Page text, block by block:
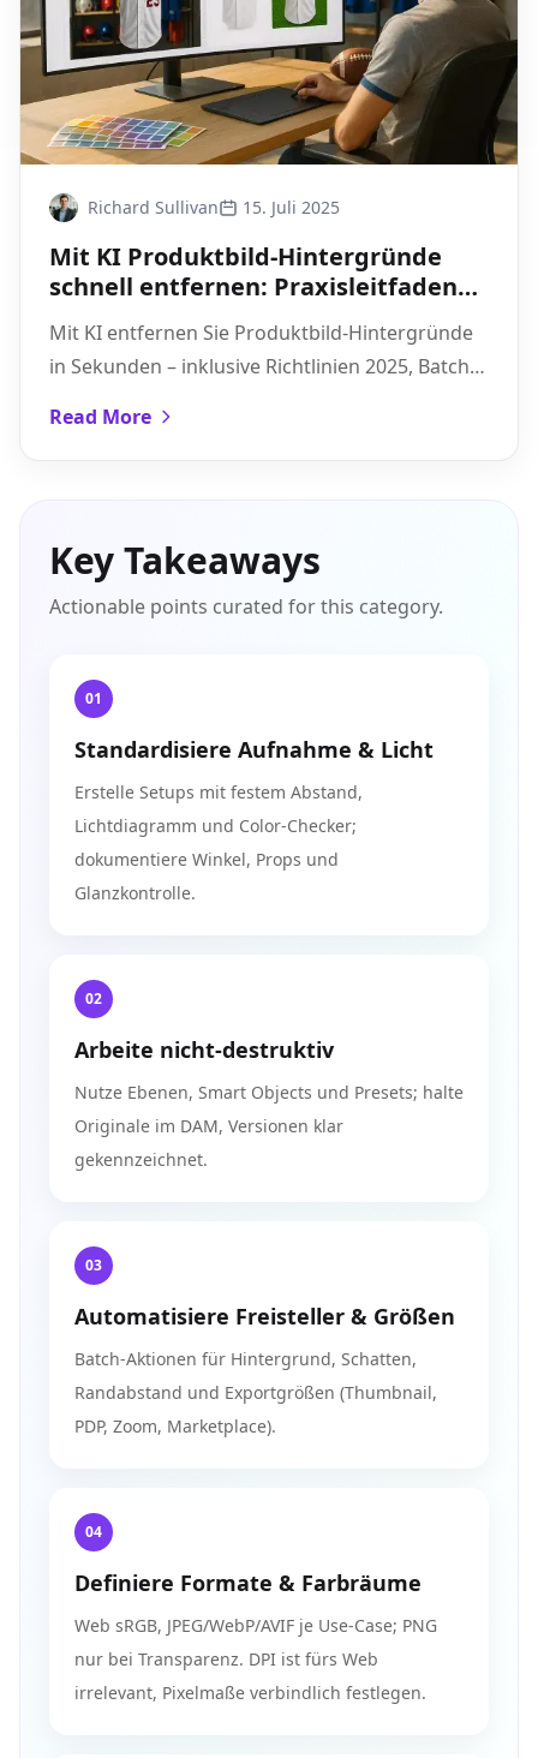
Richard Sullivan 15. Juli 2025
Mit KI Produktbild-Hintergründe
schnell entfernen: Praxisleitfaden
Mit KI entfernen Sie Produktbild-Hintergründe
in Sekunden – inklusive Richtlinien 2025, Batch-
Read More
Key Takeaways
Actionable points curated for this category.
01
Standardisiere Aufnahme & Licht
Erstelle Setups mit festem Abstand,
Lichtdiagramm und Color‑Checker;
dokumentiere Winkel, Props und
Glanzkontrolle.
02
Arbeite nicht-destruktiv
Nutze Ebenen, Smart Objects und Presets; halte
Originale im DAM, Versionen klar
gekennzeichnet.
03
Automatisiere Freisteller & Größen
Batch-Aktionen für Hintergrund, Schatten,
Randabstand und Exportgrößen (Thumbnail,
PDP, Zoom, Marketplace).
04
Definiere Formate & Farbräume
Web sRGB, JPEG/WebP/AVIF je Use‑Case; PNG
nur bei Transparenz. DPI ist fürs Web
irrelevant, Pixelmaße verbindlich festlegen.